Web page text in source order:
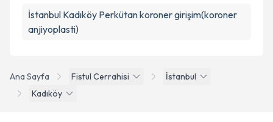
Ana Sayfa Fistul Cerrahisi
İstanbul
Kadıköy
İstanbul Kadıköy Perkütan koroner girişim(koroner
anjiyoplasti)